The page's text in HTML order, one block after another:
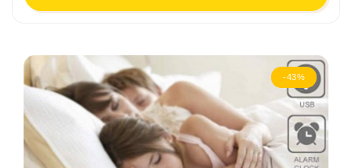
-43%